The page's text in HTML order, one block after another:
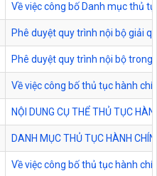
Về việc công bố Danh mục thủ
Phê duyệt quy trình nội bộ giải
Phê duyệt quy trình nội bộ
Về việc công bố thủ tục hành
NỘI DUNG CỤ THỂ THỦ TỤC
DANH MỤC THỦ TỤC HÀNH
Về việc công bố thủ tục hành